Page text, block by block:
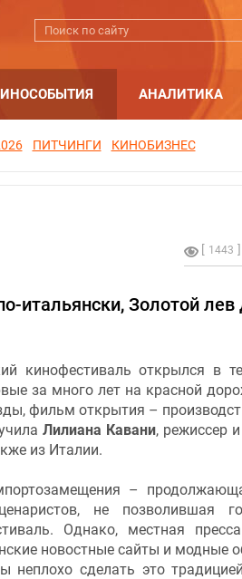
АНАЛИТИКА
ПИТЧИНГИ КИНОБИЗНЕС
1443
итальянски, Золотой лев
кинофестиваль открылся в
за много лет на красной
фильм открытия –
Лилиана Кавани, режиссер
из Италии.
–
не позволившая
Однако, местная
новостные сайты и модные
неплохо сделать это